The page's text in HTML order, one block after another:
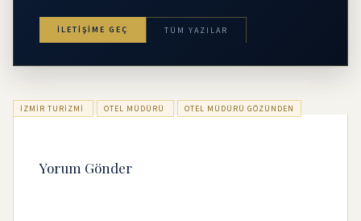
İLETIŞIME GEÇ TÜM YAZILAR
IZMIR TURIZMI OTEL MÜDÜRÜ OTEL MÜDÜRÜ GÖZÜNDEN
Yorum Gönder